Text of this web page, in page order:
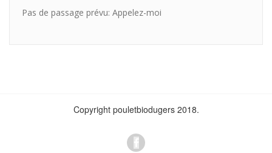
Pas de passage prévu: Appelez-moi
Copyright pouletbiodugers 2018.